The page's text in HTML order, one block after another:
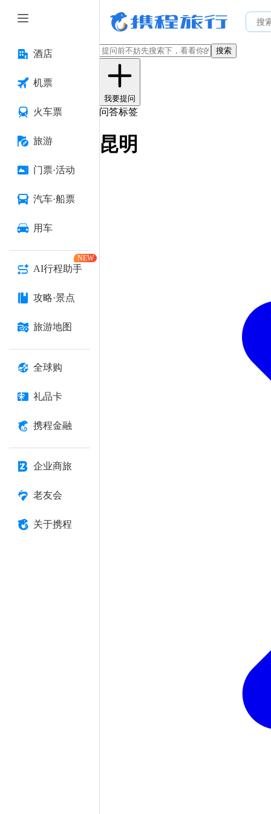
酒店
机票
火车票
旅游
门票·活动
汽车·船票
用车
AI行程助手
NEW
攻略·景点
旅游地图
全球购
礼品卡
携程金融
企业商旅
老友会
关于携程
搜索
我要提问
问答标签
昆明